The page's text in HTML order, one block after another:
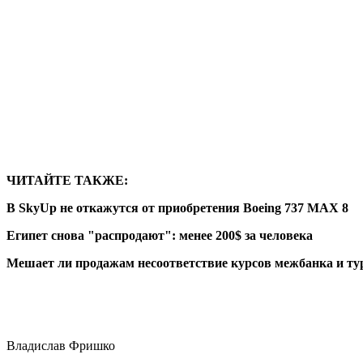
ЧИТАЙТЕ ТАКЖЕ:
В SkyUp не откажутся от приобретения Boeing 737 MAX 8
Египет снова "распродают": менее 200$ за человека
Мешает ли продажам несоответствие курсов межбанка и
Владислав Фришко